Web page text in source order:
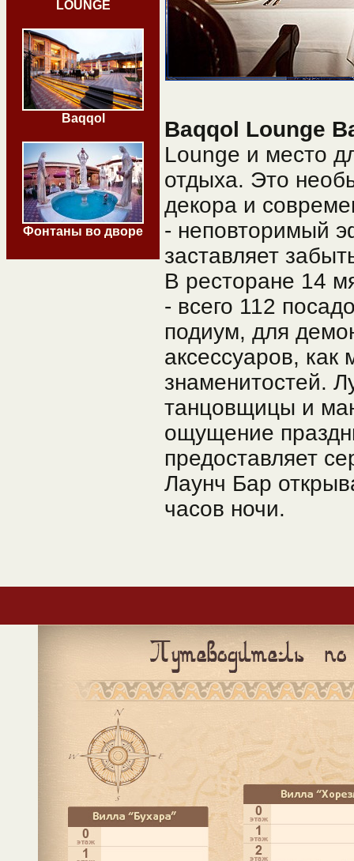
LOUNGE
Baqqol
Фонтаны во дворе
Baqqol Lounge
Lounge и место
отдыха. Это
декора и
- неповторимый
заставляет
В ресторане 14
- всего 112
подиум, для
аксессуаров, как
знаменитостей.
танцовщицы и
ощущение
предоставляет
Лаунч Бар
часов ночи.